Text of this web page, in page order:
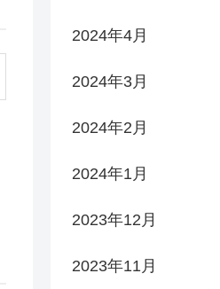
2024年4月
2024年3月
2024年2月
2024年1月
2023年12月
2023年11月